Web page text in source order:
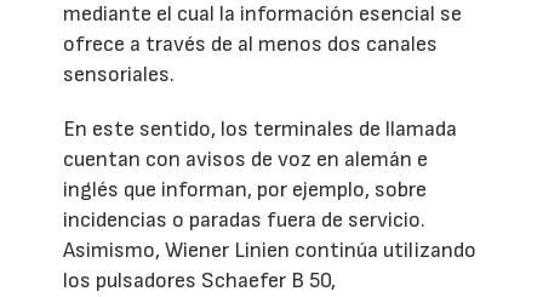
mediante el cual la información esencial se
ofrece a través de al menos dos canales
sensoriales.
En este sentido, los terminales de llamada
cuentan con avisos de voz en alemán e
inglés que informan, por ejemplo, sobre
incidencias o paradas fuera de servicio.
Asimismo, Wiener Linien continúa utilizando
los pulsadores Schaefer B 50,